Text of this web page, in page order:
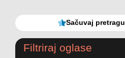
Sačuvaj pretragu
Filtriraj oglase